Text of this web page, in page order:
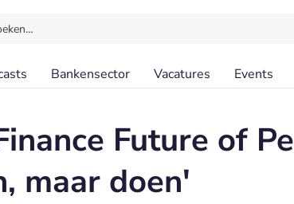
Bankensector Vacatures Events
Future of
maar doen'